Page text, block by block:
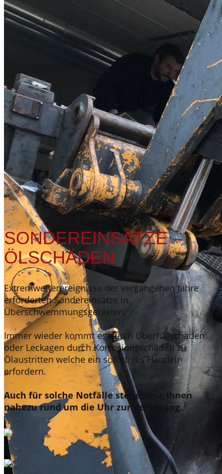
SONDEREINSÄTZE –
ÖLSCHÄDEN
Extremwetterereignisse der vergangenen Jahre
erforderten Sondereinsätze in
Überschwemmungsgebieten.
Immer wieder kommt es durch Überfüllschäden
oder Leckagen durch Korrosionsschäden zu
Ölaustritten welche ein sofortiges Handeln
erfordern.
Auch für solche Notfälle stehen wir Ihnen
nahezu rund um die Uhr zur Verfügung.